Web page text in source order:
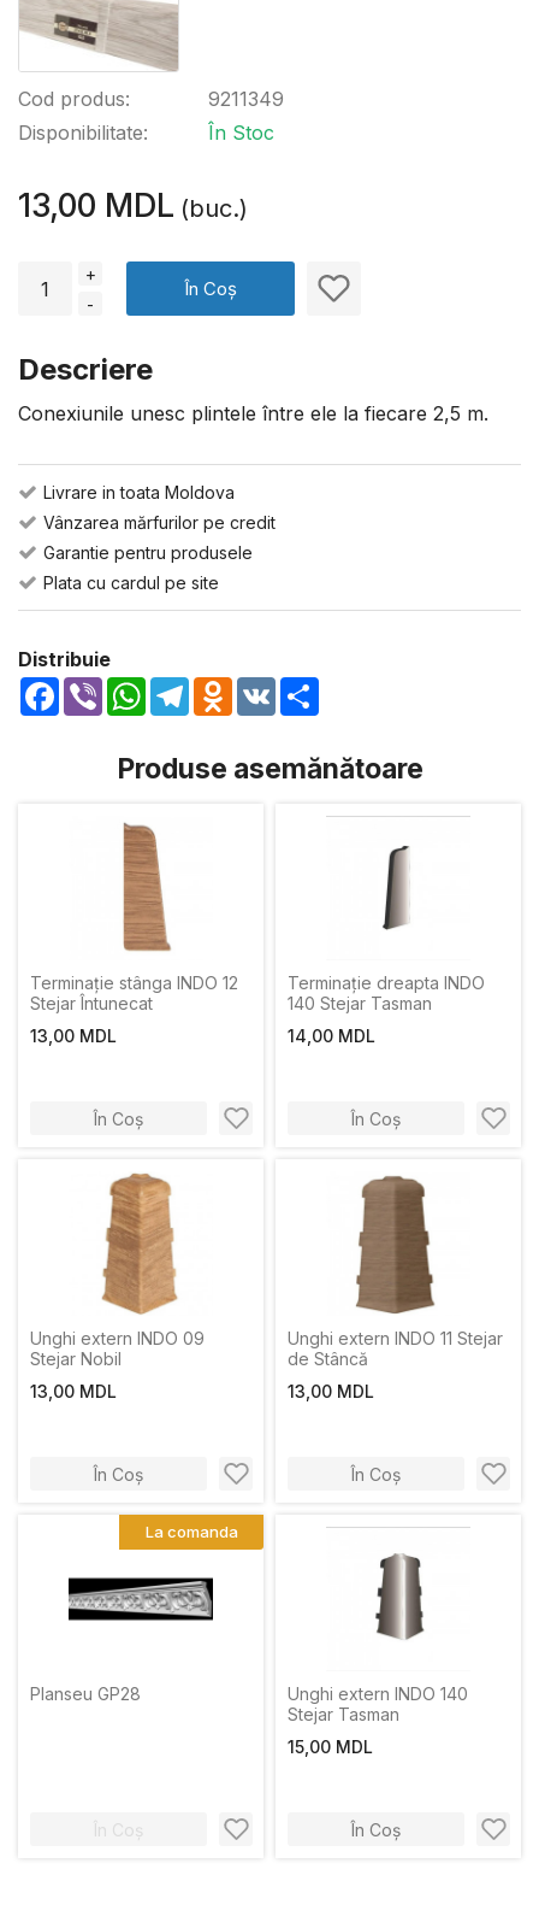
Cod produs:
Disponibilitate:
9211349
În Stoc
13,00 MDL (buc.)
+
-
În Coș
Descriere
Conexiunile unesc plintele între ele la fiecare 2,5 m.
Livrare in toata Moldova
Vânzarea mărfurilor pe credit
Garantie pentru produsele
Plata cu cardul pe site
Distribuie
Facebook
Viber WhatsApp
TelegramOdnoklassniki
VK
Produse asemănătoare
Terminație stânga INDO 12
Stejar Întunecat
13,00 MDL
În Coș
Terminație dreapta INDO
140 Stejar Tasman
14,00 MDL
În Coș
Unghi extern INDO 09
Stejar Nobil
13,00 MDL
În Coș
Unghi extern INDO 11 Stejar
de Stâncă
13,00 MDL
În Coș
Planseu GP28
În Coș
La comanda
Unghi extern INDO 140
Stejar Tasman
15,00 MDL
În Coș